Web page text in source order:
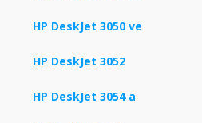
HP DeskJet 3050 ve
HP DeskJet 3052
HP DeskJet 3054 a